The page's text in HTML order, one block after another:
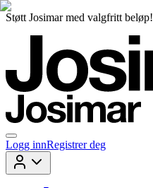
Støtt Josimar med valgfritt beløp!
Logg innRegistrer deg